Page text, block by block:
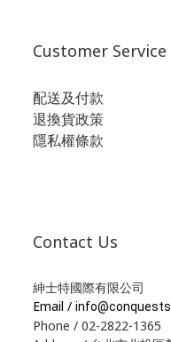
Customer Service
配送及付款
退換貨政策
隱私權條款
Contact Us
紳士特國際有限公司
Email /
Phone / 02-2822-1365